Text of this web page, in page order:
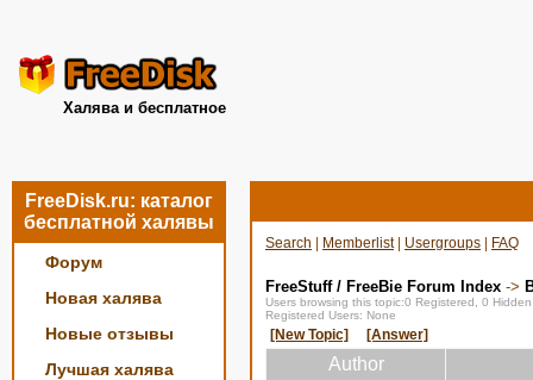
Халява и бесплатное
FreeDisk.ru: каталог
бесплатной халявы
Форум
Новая халява
Новые отзывы
Лучшая халява
Search Memberlist| Usergroups FAQ
FreeStuff / FreeBie Forum Index ->
Users browsing this topic:0 Registered, 0
Registered Users: None
[New Topic] [Answer]
Author